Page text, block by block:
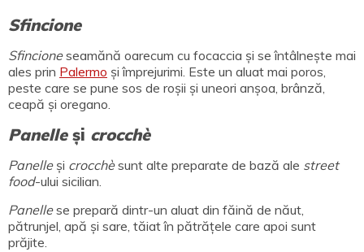
Sfincione
Sfincioneseamănă oarecum cu focaccia și se întâlnește mai
ales prin Palermo și împrejurimi. Este un aluat mai poros,
peste care se pune sos de roșii și uneori anșoa, brânză,
ceapă și oregano.
Panelleși crocchè
Panelleși crocchèsunt alte preparate de bază ale street
food-ului sicilian.
Panellese prepară dintr-un aluat din făină de năut,
pătrunjel, apă și sare, tăiat în pătrățele care apoi sunt
prăjite.